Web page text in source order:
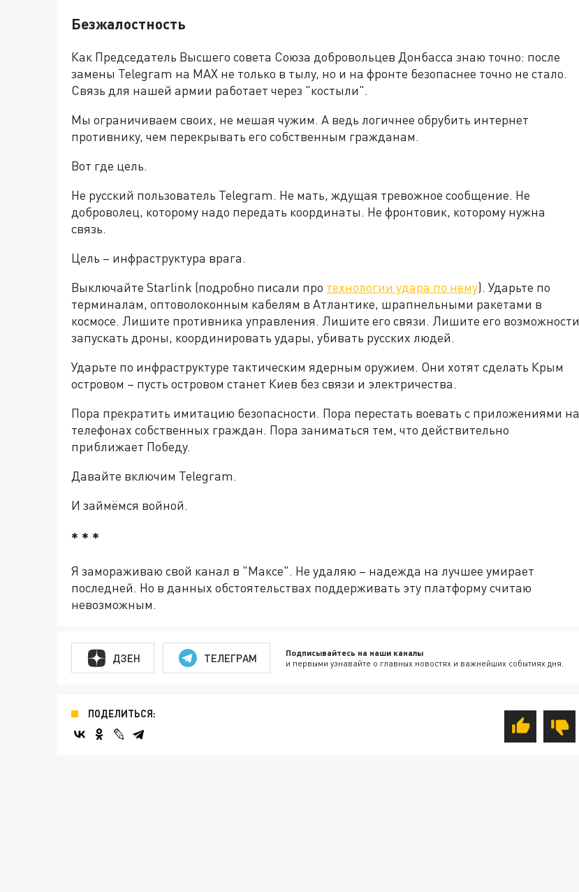
Безжалостность
Как Председатель Высшего совета Союза добровольцев Донбасса знаю точно: после
замены Telegram на MAX не только в тылу, но и на фронте безопаснее точно не стало.
Связь для нашей армии работает через "костыли".
Мы ограничиваем своих, не мешая чужим. А ведь логичнее обрубить интернет
противнику, чем перекрывать его собственным гражданам.
Вот где цель.
Не русский пользователь Telegram. Не мать, ждущая тревожное сообщение. Не
доброволец, которому надо передать координаты. Не фронтовик, которому нужна
связь.
Цель – инфраструктура врага.
Выключайте Starlink (подробно писали про технологии удара по нему). Ударьте по
терминалам, оптоволоконным кабелям в Атлантике, шрапнельными ракетами в
космосе. Лишите противника управления. Лишите его связи. Лишите его возможности
запускать дроны, координировать удары, убивать русских людей.
Ударьте по инфраструктуре тактическим ядерным оружием. Они хотят сделать Крым
островом – пусть островом станет Киев без связи и электричества.
Пора прекратить имитацию безопасности. Пора перестать воевать с приложениями на
телефонах собственных граждан. Пора заниматься тем, что действительно
приближает Победу.
Давайте включим Telegram.
И займёмся войной.
* * *
Я замораживаю свой канал в "Максе". Не удаляю – надежда на лучшее умирает
последней. Но в данных обстоятельствах поддерживать эту платформу считаю
невозможным.
ДЗЕН ТЕЛЕГРАМ Подписывайтесь на наши каналы
и первыми узнавайте о главных новостях и важнейших событиях дня.
ПОДЕЛИТЬСЯ: